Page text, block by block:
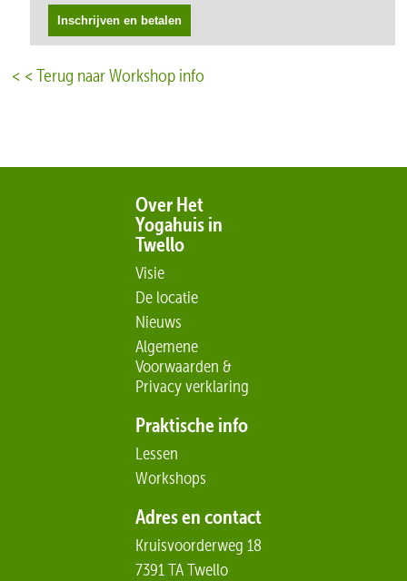
< < Terug naar Workshop info
Over Het
Yogahuis in
Twello
Visie
De locatie
Nieuws
Algemene
Voorwaarden &
Privacy verklaring
Praktische info
Lessen
Workshops
Adres en contact
Kruisvoorderweg 18
7391 TA Twello